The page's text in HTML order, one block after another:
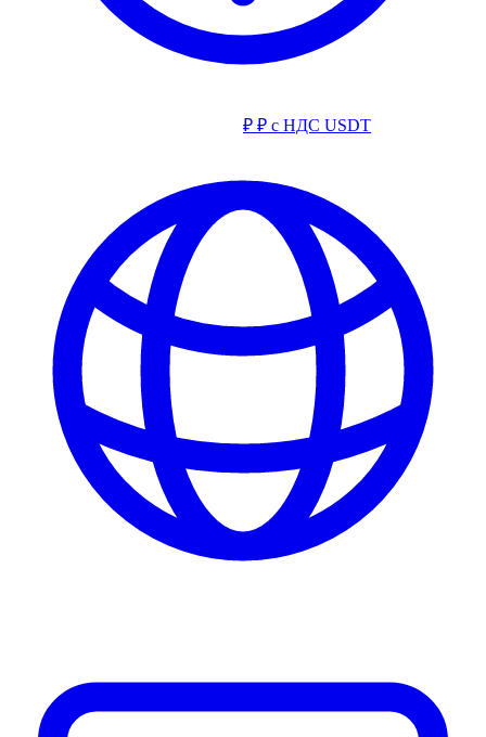
₽ ₽ с НДС USDT